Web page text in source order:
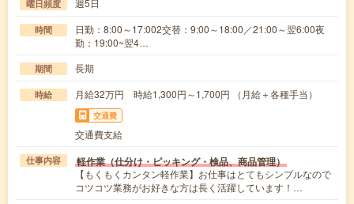
曜日頻度 週5日
時間
日勤：8:00～17:002交替：9:00～18:00／21:00～翌6:00夜
勤：19:00~翌4…
期間 長期
時給 月給32万円 時給1,300円～1,700円 （月給＋各種手当）
交通費
交通費支給
仕事内容 軽作業（仕分け・ピッキング・検品、商品管理）
【もくもくカンタン軽作業】お仕事はとてもシンプルなので
コツコツ業務がお好きな方は長く活躍しています！…